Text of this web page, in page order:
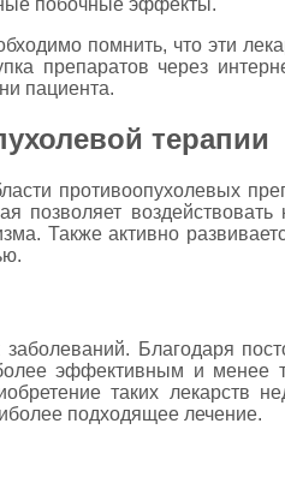
помнить, что эти
препаратов через
пациента.
терапии
противоопухолевых
позволяет
Также активно
Благодаря
эффективным и менее
таких лекарств
подходящее лечение.